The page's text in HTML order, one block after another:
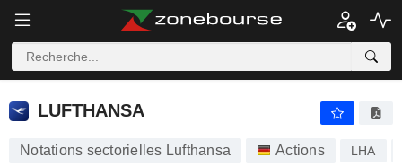
LUFTHANSA
LUFTHANSA
Notations sectorielles Lufthansa Actions LHA